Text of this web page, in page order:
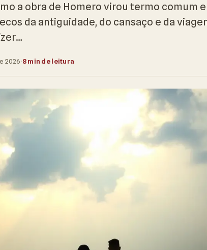
a obra de Homero virou termo comum
da antiguidade, do cansaço e da
2026·8 min de leitura